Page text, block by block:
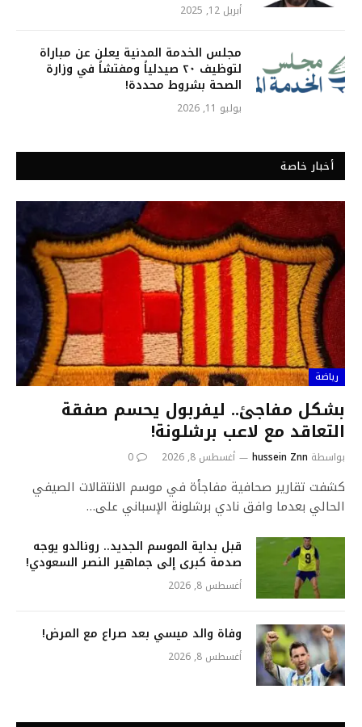
أبريل 12, 2025
مجلس الخدمة المدنية يعلن عن مباراة
لتوظيف ٢٠ صيدلياً ومفتشاً في وزارة
الصحة بشروط محددة!
يوليو 11, 2026
أخبار خاصة
رياضة
بشكل مفاجئ.. ليفربول يحسم صفقة
التعاقد مع لاعب برشلونة!
بواسطة hussein Znn أغسطس 8, 2026 0
كشفت تقارير صحافية مفاجأة في موسم الانتقالات الصيفي
الحالي بعدما وافق نادي برشلونة الإسباني على…
قبل بداية الموسم الجديد.. رونالدو يوجه
صدمة كبرى إلى جماهير النصر السعودي!
أغسطس 8, 2026
وفاة والد ميسي بعد صراع مع المرض!
أغسطس 8, 2026